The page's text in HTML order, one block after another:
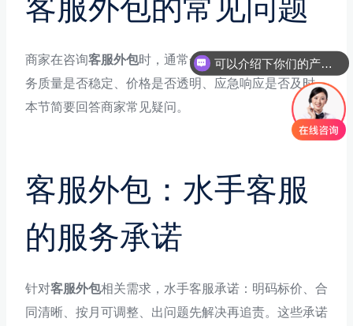
客服外包的常见问题
商家在咨询客服外包时，通常会关心三个核心维度：服
务质量是否稳定、价格是否透明、应急响应是否及时。
本节简要回答商家常见疑问。
客服外包：水手客服
的服务承诺
针对客服外包相关需求，水手客服承诺：明码标价、合
同清晰、按月可调整、出问题先解决再追责。这些承诺
可以介绍下你们的产品么